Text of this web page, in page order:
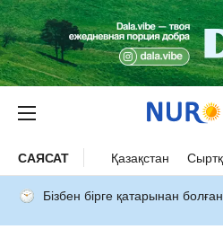
САЯСАТ Қазақстан
Бізбен бірге қатарынан болған